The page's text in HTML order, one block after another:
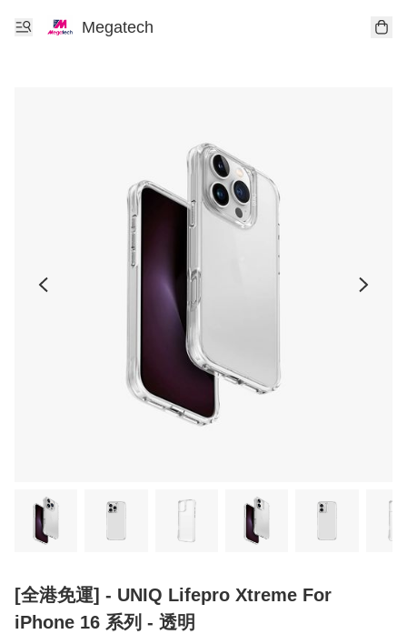
Megatech
[全港免運] - UNIQ Lifepro Xtreme For
iPhone 16 系列 - 透明